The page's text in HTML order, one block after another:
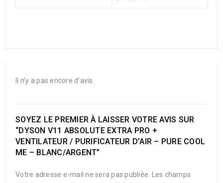
Il n’y a pas encore d’avis.
SOYEZ LE PREMIER À LAISSER VOTRE AVIS SUR
“DYSON V11 ABSOLUTE EXTRA PRO +
VENTILATEUR / PURIFICATEUR D’AIR – PURE COOL
ME – BLANC/ARGENT”
Votre adresse e-mail ne sera pas publiée.
Les champs